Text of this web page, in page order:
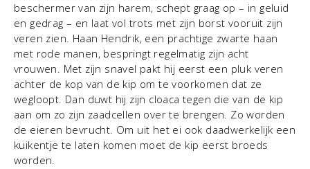
beschermer van zijn harem, schept graag op – in geluid
en gedrag – en laat vol trots met zijn borst vooruit zijn
veren zien. Haan Hendrik, een prachtige zwarte haan
met rode manen, bespringt regelmatig zijn acht
vrouwen. Met zijn snavel pakt hij eerst een pluk veren
achter de kop van de kip om te voorkomen dat ze
wegloopt. Dan duwt hij zijn cloaca tegen die van de kip
aan om zo zijn zaadcellen over te brengen. Zo worden
de eieren bevrucht. Om uit het ei ook daadwerkelijk een
kuikentje te laten komen moet de kip eerst broeds
worden.